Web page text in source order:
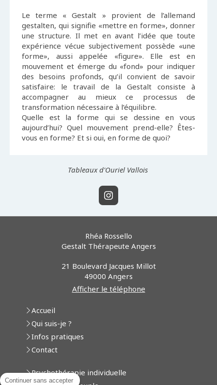
Le terme « Gestalt » provient de l’allemand
gestalten, qui signifie «mettre en forme», donner
une structure. Il met en avant l’idée que toute
expérience vécue subjectivement possède «une
forme», aussi appelée «figure». Elle est en
mouvement et émerge du «fond» pour indiquer
des besoins profonds, qu’il convient de savoir
satisfaire: le travail de la Gestalt consiste à
accompagner au mieux ce processus de
transformation nécessaire à l’équilibre.
Quelle est la forme qui se dessine en vous
aujourd’hui? Quel mouvement prend-elle? Êtes-
vous en forme? Et si oui, en forme de quoi?
Tableaux d'Ouriel Vallois
Rhéa Rossello
Gestalt Thérapeute Angers
21 Boulevard Jacques Millot
49000 Angers
Afficher le téléphone
Accueil
Qui suis-je ?
Infos pratiques
Contact
Psychothérapie individuelle
Continuer sans accepter